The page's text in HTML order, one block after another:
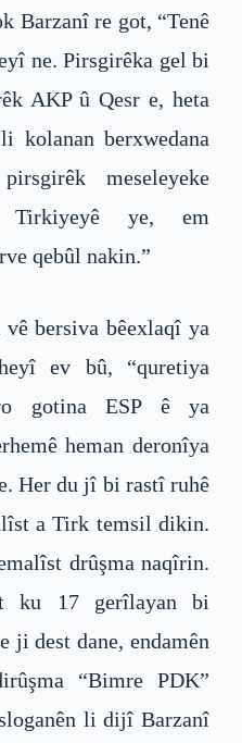
Barzanî re got, “Tenê
ne. Pirsgirêka gel bi
AKP û Qesr e, heta
berxwedana
meseleyeke
ye, em
qebûl nakin.”
bersiva bêexlaqî ya
ev bû, “quretiya
gotina ESP ê ya
heman deronîya
Her du jî bi rastî ruhê
a Tirk temsil dikin.
drûşma naqîrin.
ku 17 gerîlayan bi
ji dest dane, endamên
“Bimre PDK”
li dijî Barzanî